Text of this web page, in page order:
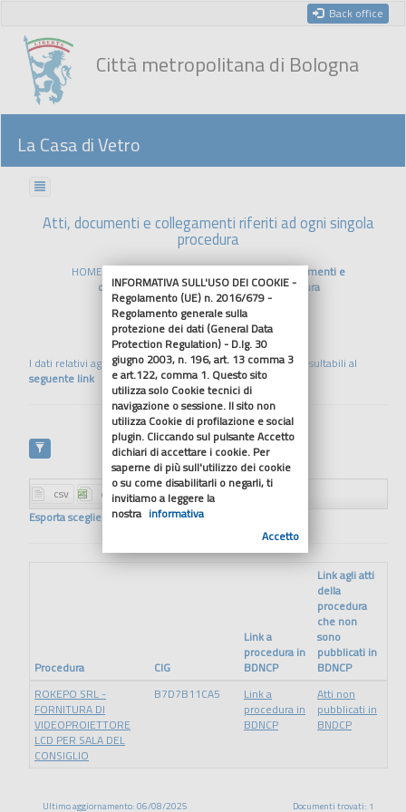
Back office
Città metropolitana di Bologna
La Casa di Vetro
Atti, documenti e collegamenti riferiti ad ogni singola
procedura
HOME Bandi di gara e contratti
Atti, documenti e
collegamenti riferiti ad ogni singola procedura
Riferimenti normativi
I dati relativi agli affidamenti sino al 30/04/2024 sono consultabili al
seguente link
Esporta scegliendo il formato
Procedura CIG
Link a
procedura in
BDNCP
Link agli atti
della
procedura
che non
sono
pubblicati in
BDNCP
ROKEPO SRL -
FORNITURA DI
VIDEOPROIETTORE
LCD PER SALA DEL
CONSIGLIO
B7D7B11CA5
Link a
procedura in
BDNCP
Atti non
pubblicati in
BNDCP
Ultimo aggiornamento: 06/08/2025 Documenti trovati: 1
INFORMATIVA SULL'USO DEI COOKIE -
Regolamento (UE) n. 2016/679 -
Regolamento generale sulla
protezione dei dati (General Data
Protection Regulation) - D.lg. 30
giugno 2003, n. 196, art. 13 comma 3
e art.122, comma 1. Questo sito
utilizza solo Cookie tecnici di
navigazione o sessione. Il sito non
utilizza Cookie di profilazione e social
plugin. Cliccando sul pulsante Accetto
dichiari di accettare i cookie. Per
saperne di più sull'utilizzo dei cookie
o su come disabilitarli o negarli, ti
invitiamo a leggere la
nostra informativa
Accetto